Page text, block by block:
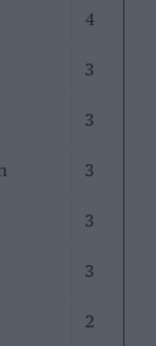
4
3
3
3
3
3
2